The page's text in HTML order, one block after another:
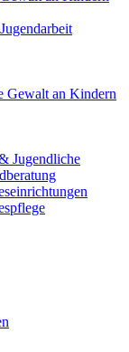
Gewalt an Kindern
Jugendliche